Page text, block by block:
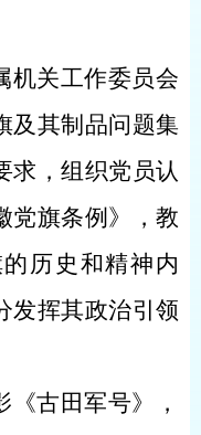
机关工作委员会
及其制品问题集
求，组织党员认
党旗条例》，教
历史和精神内
发挥其政治引领
古田军号》，